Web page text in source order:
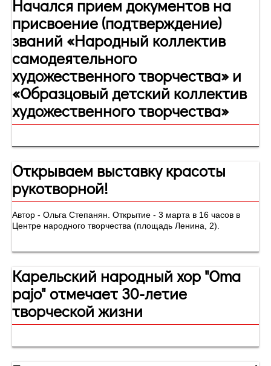
Начался прием документов на
присвоение (подтверждение)
званий «Народный коллектив
самодеятельного
художественного творчества» и
«Образцовый детский коллектив
художественного творчества»
Открываем выставку красоты
рукотворной!
Автор - Ольга Степанян. Открытие - 3 марта в 16 часов в
Центре народного творчества (площадь Ленина, 2).
Карельский народный хор "Oma
pajo" отмечает 30-летие
творческой жизни